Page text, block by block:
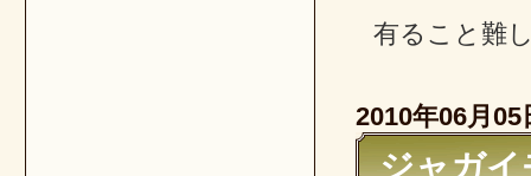
有ること難
2010年06月05
ジャガイ